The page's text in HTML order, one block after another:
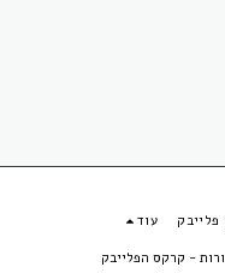
עוד
קרקס הפלייבק